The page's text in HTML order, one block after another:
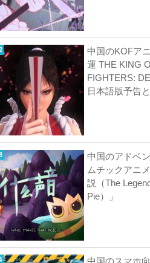
中国のKOFア
運 THE KING
FIGHTERS:
日本語版予告
中国のアドベ
ムチックアニ
説（The
Pie）」
中国のスマホ